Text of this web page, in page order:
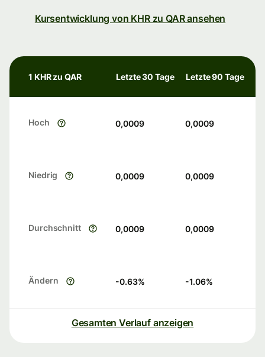
Kursentwicklung von KHR zu QAR ansehen
1 KHR zu QAR Letzte 30 Tage Letzte 90 Tage
Hoch 0,0009 0,0009
Niedrig 0,0009 0,0009
Durchschnitt 0,0009 0,0009
Ändern -0.63% -1.06%
Gesamten Verlauf anzeigen